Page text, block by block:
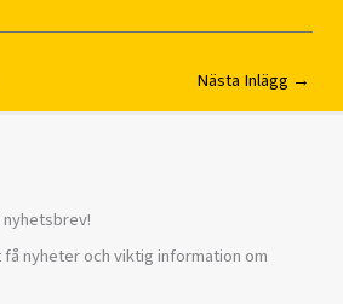
Nästa Inlägg →
nyheter och viktig information om